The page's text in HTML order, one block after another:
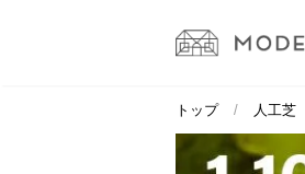
トップ 人工芝